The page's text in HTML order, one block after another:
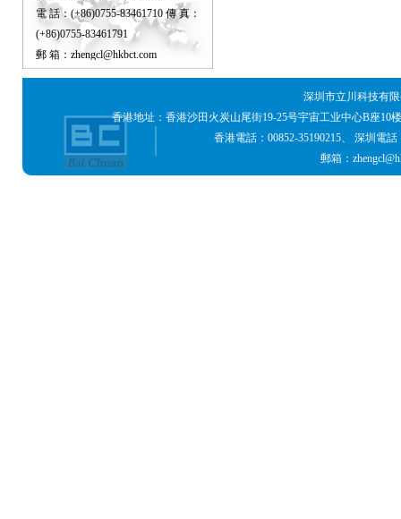
電 話：(+86)0755-83461710 傳 真：
(+86)0755-83461791
郵 箱：zhengcl@hkbct.com
深圳市立川科技有
香港地址：香港沙田火炭山尾街19-25号宇宙工业中心B座
香港電話：00852-35190215、 深圳電話
郵箱：